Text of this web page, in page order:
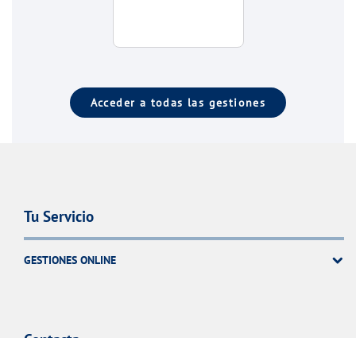
Acceder a todas las gestiones
Tu Servicio
GESTIONES ONLINE